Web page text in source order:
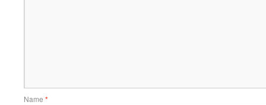
Name *